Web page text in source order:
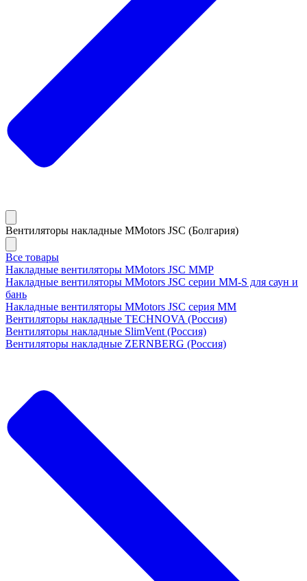
Вентиляторы накладные MMotors JSC (Болгария)
Все товары
Накладные вентиляторы MMotors JSC MMP
Накладные вентиляторы MMotors JSC серии MM-S для саун и
бань
Накладные вентиляторы MMotors JSC серия МM
Вентиляторы накладные TECHNOVA (Россия)
Вентиляторы накладные SlimVent (Россия)
Вентиляторы накладные ZERNBERG (Россия)